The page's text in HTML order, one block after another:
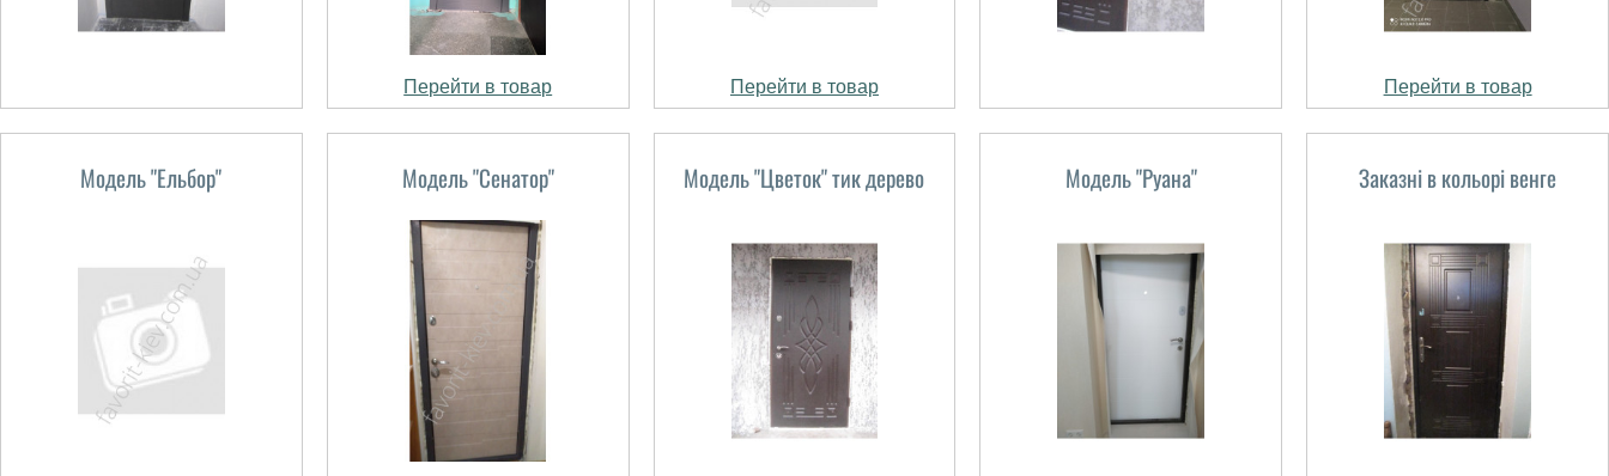
Перейти в товар Перейти в товар Перейти в товар
Модель "Ельбор" Модель "Сенатор" Модель "Цветок" тик дерево Модель "Руана" Заказні в кольорі венге